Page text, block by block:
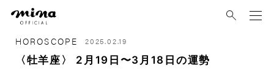
HOROSCOPE 2025.02.19
〈牡羊座〉 2月19日〜3月18日の運勢